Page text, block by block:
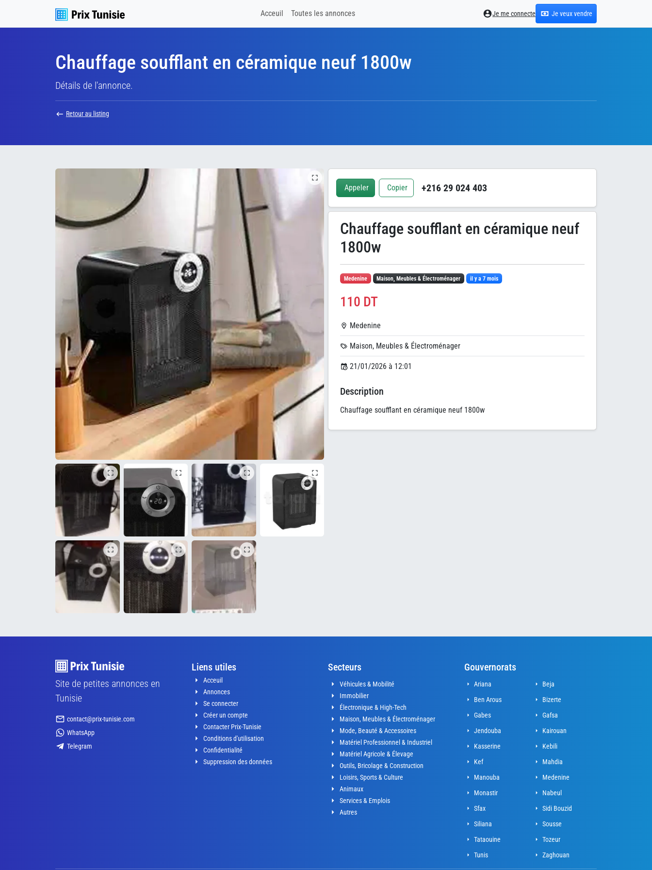
Acceuil Toutes les annonces Je me connecte Je veux vendre
Chauffage soufflant en céramique neuf 1800w
Détails de l'annonce.
Retour au listing
Appeler Copier +216 29 024 403
Chauffage soufflant en céramique neuf
1800w
Medenine Maison, Meubles & Électroménager il y a 7 mois
110 DT
Medenine
Maison, Meubles & Électroménager
21/01/2026 à 12:01
Description
Chauffage soufflant en céramique neuf 1800w
Site de petites annonces en
Tunisie
contact@prix-tunisie.com
WhatsApp
Telegram
Liens utiles
Acceuil
Annonces
Se connecter
Créer un compte
Contacter Prix-Tunisie
Conditions d'utilisation
Confidentialité
Suppression des données
Secteurs
Véhicules & Mobilité
Immobilier
Électronique & High-Tech
Maison, Meubles & Électroménager
Mode, Beauté & Accessoires
Matériel Professionnel & Industriel
Matériel Agricole & Élevage
Outils, Bricolage & Construction
Loisirs, Sports & Culture
Animaux
Services & Emplois
Autres
Gouvernorats
Ariana
Beja
Ben Arous
Bizerte
Gabes
Gafsa
Jendouba
Kairouan
Kasserine
Kebili
Kef
Mahdia
Manouba
Medenine
Monastir
Nabeul
Sfax
Sidi Bouzid
Siliana
Sousse
Tataouine
Tozeur
Tunis
Zaghouan